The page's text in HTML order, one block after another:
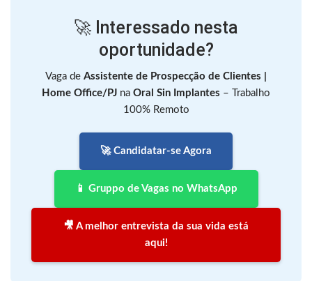
🚀 Interessado nesta
oportunidade?
Vaga de Assistente de Prospecção de Clientes |
Home Office/PJ na Oral Sin Implantes – Trabalho
100% Remoto
🚀 Candidatar-se Agora
📱 Gruppo de Vagas no WhatsApp
🎥 A melhor entrevista da sua vida está
aqui!